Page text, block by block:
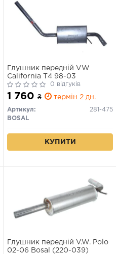
Глушник передній VW
California T4 98-03
0 відгуків
1 760 ₴ термін 2 дн.
Артикул:
281-475
BOSAL
КУПИТИ
Глушник передній V.W. Polo
02-06 Bosal (220-039)